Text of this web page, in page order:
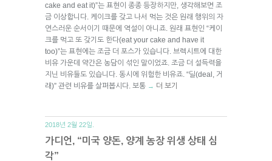
cake and eat it)”는 표현이 종종 등장하지만, 생각해보면 조
금 이상합니다. 케이크를 갖고 나서 먹는 것은 원래 행위의 자
연스러운 순서이기 때문에 역설이 아니죠. 원래 표현인 “케이
크를 먹고 또 갖기도 한다(eat your cake and have it
too)”는 표현에는 조금 더 포스가 있습니다. 브렉시트에 대한
비유 가운데 약간은 농담이 섞인 말이었죠. 조금 더 설득력을
지닌 비유들도 있습니다. 동시에 위험한 비유죠. “딜(deal, 거
래)” 관련 비유를 살펴봅시다. 보통 → 더 보기
2018년 2월 22일.
가디언, “미국 양돈, 양계 농장 위생 상태 심
각”